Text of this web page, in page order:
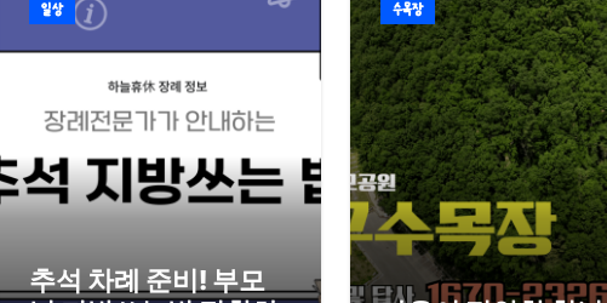
일상
추석 차례 준비! 부모
수목장